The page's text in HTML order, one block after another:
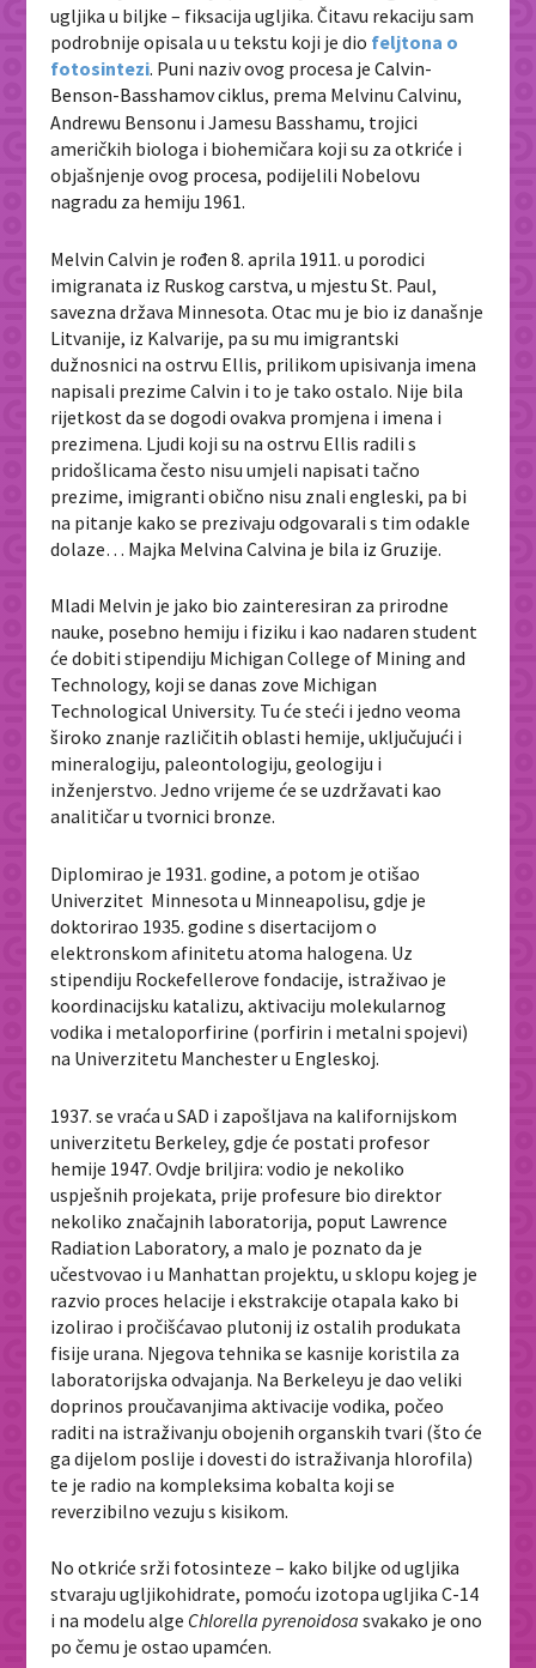
ugljika u biljke – fiksacija ugljika. Čitavu rekaciju sam
podrobnije opisala u u tekstu koji je dio feljtona o
fotosintezi. Puni naziv ovog procesa jeCalvin-
Benson-Basshamov ciklus, prema Melvinu Calvinu,
Andrewu Bensonu i Jamesu Basshamu, trojici
američkih biologa i biohemičara koji su za otkriće i
objašnjenje ovog procesa, podijelili Nobelovu
nagradu za hemiju 1961.
Melvin Calvin je rođen 8. aprila 1911. u porodici
imigranata iz Ruskog carstva, u mjestu St. Paul,
savezna država Minnesota. Otac mu je bio iz današnje
Litvanije, iz Kalvarije, pa su mu imigrantski
dužnosnici na ostrvu Ellis, prilikom upisivanja imena
napisali prezime Calvin i to je tako ostalo. Nije bila
rijetkost da se dogodi ovakva promjena i imena i
prezimena. Ljudi koji su na ostrvu Ellis radili s
pridošlicama često nisu umjeli napisati tačno
prezime, imigranti obično nisu znali engleski, pa bi
na pitanje kako se prezivaju odgovarali s tim odakle
dolaze… Majka Melvina Calvina je bila iz Gruzije.
Mladi Melvin je jako bio zainteresiran za prirodne
nauke, posebno hemiju i fiziku i kao nadaren student
će dobiti stipendiju Michigan College of Mining and
Technology, koji se danas zove Michigan
Technological University. Tu će steći i jedno veoma
široko znanje različitih oblasti hemije, uključujući i
mineralogiju, paleontologiju, geologiju i
inženjerstvo. Jedno vrijeme će se uzdržavati kao
analitičar u tvornici bronze.
Diplomirao je 1931. godine, a potom je otišao
Univerzitet Minnesota u Minneapolisu, gdje je
doktorirao 1935. godine s disertacijom o
elektronskom afinitetu atoma halogena. Uz
stipendiju Rockefellerove fondacije, istraživao je
koordinacijsku katalizu, aktivaciju molekularnog
vodika i metaloporfirine (porfirin i metalni spojevi)
na Univerzitetu Manchester u Engleskoj.
1937. se vraća u SAD i zapošljava na kalifornijskom
univerzitetu Berkeley, gdje će postati profesor
hemije 1947. Ovdje briljira: vodio je nekoliko
uspješnih projekata, prije profesure bio direktor
nekoliko značajnih laboratorija, poput Lawrence
Radiation Laboratory, a malo je poznato da je
učestvovao i u Manhattan projektu, u sklopu kojeg je
razvio proces helacije i ekstrakcije otapala kako bi
izolirao i pročišćavao plutonij iz ostalih produkata
fisije urana. Njegova tehnika se kasnije koristila za
laboratorijska odvajanja. Na Berkeleyu je dao veliki
doprinos proučavanjima aktivacije vodika, počeo
raditi na istraživanju obojenih organskih tvari (što će
ga dijelom poslije i dovesti do istraživanja hlorofila)
te je radio na kompleksima kobalta koji se
reverzibilno vezuju s kisikom.
No otkriće srži fotosinteze – kako biljke od ugljika
stvaraju ugljikohidrate, pomoću izotopa ugljika C-14
i na modelu alge Chlorella pyrenoidosa svakako je ono
po čemu je ostao upamćen.